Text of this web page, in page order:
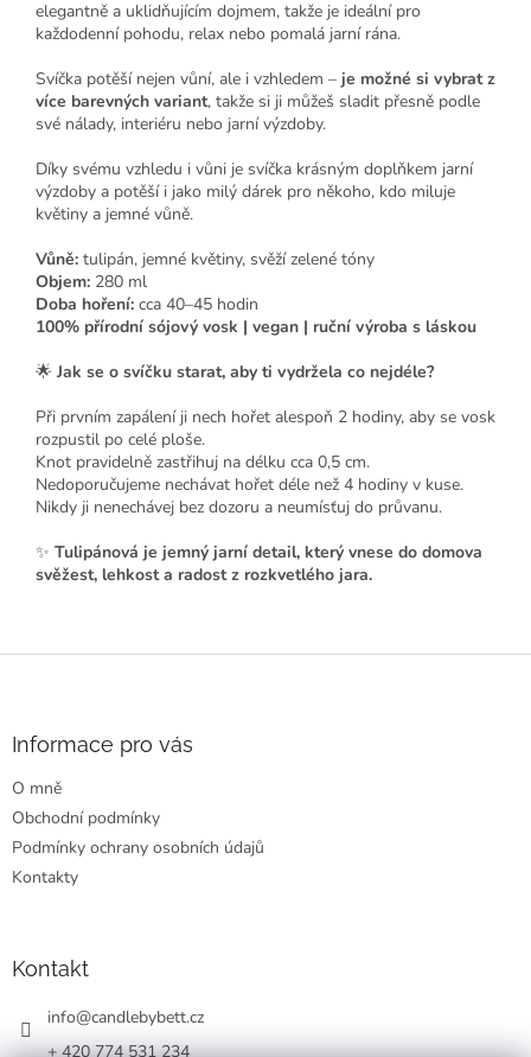
elegantně a uklidňujícím dojmem, takže je ideální pro
každodenní pohodu, relax nebo pomalá jarní rána.
Svíčka potěší nejen vůní, ale i vzhledem – je možné si vybrat z
více barevných variant, takže si ji můžeš sladit přesně podle
své nálady, interiéru nebo jarní výzdoby.
Díky svému vzhledu i vůni je svíčka krásným doplňkem jarní
výzdoby a potěší i jako milý dárek pro někoho, kdo miluje
květiny a jemné vůně.
Vůně: tulipán, jemné květiny, svěží zelené tóny
Objem: 280 ml
Doba hoření: cca 40–45 hodin
100% přírodní sójový vosk | vegan | ruční výroba s láskou
🌟 Jak se o svíčku starat, aby ti vydržela co nejdéle?
Při prvním zapálení ji nech hořet alespoň 2 hodiny, aby se vosk
rozpustil po celé ploše.
Knot pravidelně zastřihuj na délku cca 0,5 cm.
Nedoporučujeme nechávat hořet déle než 4 hodiny v kuse.
Nikdy ji nenechávej bez dozoru a neumísťuj do průvanu.
✨ Tulipánová je jemný jarní detail, který vnese do domova
svěžest, lehkost a radost z rozkvetlého jara.
Informace pro vás
O mně
Obchodní podmínky
Podmínky ochrany osobních údajů
Kontakty
Kontakt
info@candlebybett.cz
+ 420 774 531 234